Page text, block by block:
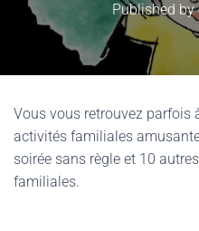
Published by
Vous vous retrouvez parfois
activités familiales
soirée sans règle et 10
familiales.